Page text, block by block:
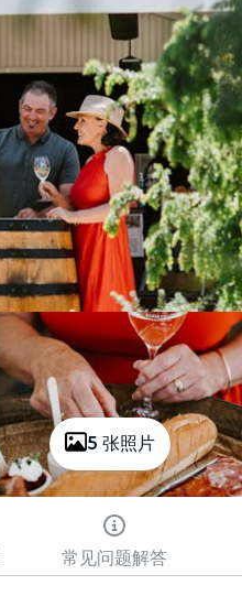
5 张照片
常见问题解答